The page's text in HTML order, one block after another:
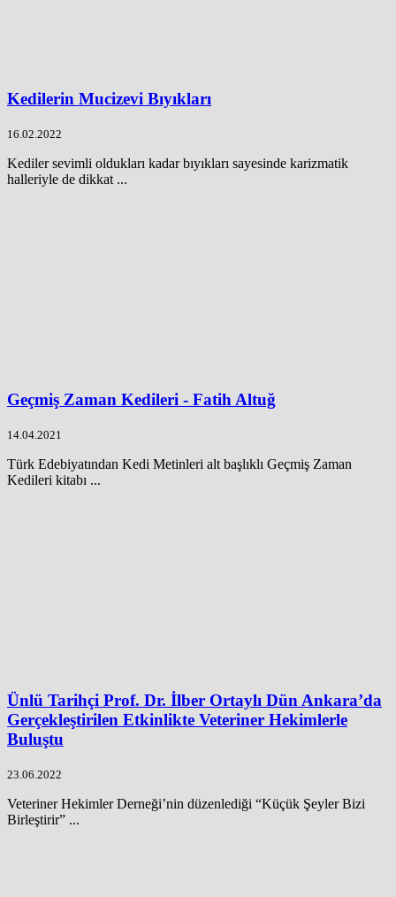
Kedilerin Mucizevi Bıyıkları
16.02.2022
Kediler sevimli oldukları kadar bıyıkları sayesinde karizmatik
halleriyle de dikkat ...
Geçmiş Zaman Kedileri - Fatih Altuğ
14.04.2021
Türk Edebiyatından Kedi Metinleri alt başlıklı Geçmiş Zaman
Kedileri kitabı ...
Ünlü Tarihçi Prof. Dr. İlber Ortaylı Dün Ankara’da
Gerçekleştirilen Etkinlikte Veteriner Hekimlerle
Buluştu
23.06.2022
Veteriner Hekimler Derneği’nin düzenlediği “Küçük Şeyler Bizi
Birleştirir” ...